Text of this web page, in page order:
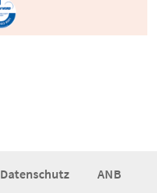
Datenschutz ANB